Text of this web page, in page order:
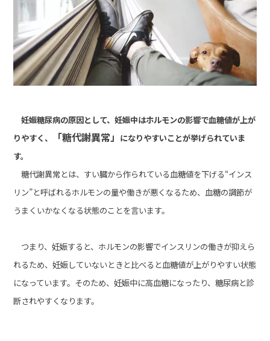
妊娠糖尿病の原因として、妊娠中はホルモンの影響で血糖値が上が
りやすく、
「糖代謝異常」 になりやすいことが挙げられていま
す。
糖代謝異常とは、すい臓から作られている血糖値を下げる“インス
リン”と呼ばれるホルモンの量や働きが悪くなるため、血糖の調節が
うまくいかなくなる状態のことを言います。
つまり、妊娠すると、ホルモンの影響でインスリンの働きが抑えら
れるため、妊娠していないときと比べると血糖値が上がりやすい状態
になっています。そのため、妊娠中に高血糖になったり、糖尿病と診
断されやすくなります。